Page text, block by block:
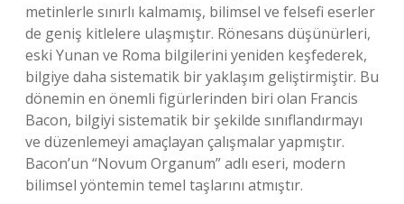
metinlerle sınırlı kalmamış, bilimsel ve felsefi eserler
de geniş kitlelere ulaşmıştır. Rönesans düşünürleri,
eski Yunan ve Roma bilgilerini yeniden keşfederek,
bilgiye daha sistematik bir yaklaşım geliştirmiştir. Bu
dönemin en önemli figürlerinden biri olan Francis
Bacon, bilgiyi sistematik bir şekilde sınıflandırmayı
ve düzenlemeyi amaçlayan çalışmalar yapmıştır.
Bacon’un “Novum Organum” adlı eseri, modern
bilimsel yöntemin temel taşlarını atmıştır.